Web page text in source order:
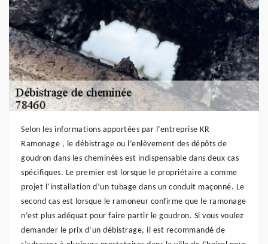
Selon les informations apportées par l’entreprise KR
Ramonage , le débistrage ou l’enlèvement des dépôts de
goudron dans les cheminées est indispensable dans deux cas
spécifiques. Le premier est lorsque le propriétaire a comme
projet l’installation d’un tubage dans un conduit maçonné. Le
second cas est lorsque le ramoneur confirme que le ramonage
n’est plus adéquat pour faire partir le goudron. Si vous voulez
demander le prix d’un débistrage, il est recommandé de